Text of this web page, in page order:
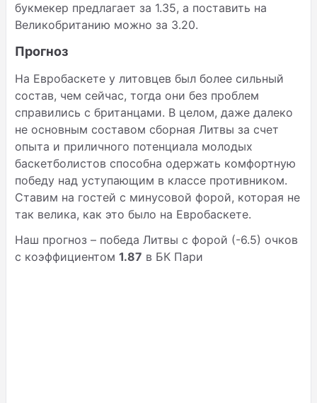
букмекер предлагает за 1.35, а поставить на
Великобританию можно за 3.20.
Прогноз
На Евробаскете у литовцев был более сильный
состав, чем сейчас, тогда они без проблем
справились с британцами. В целом, даже далеко
не основным составом сборная Литвы за счет
опыта и приличного потенциала молодых
баскетболистов способна одержать комфортную
победу над уступающим в классе противником.
Ставим на гостей с минусовой форой, которая не
так велика, как это было на Евробаскете.
Наш прогноз – победа Литвы с форой (-6.5) очков
с коэффициентом 1.87 в БК Пари